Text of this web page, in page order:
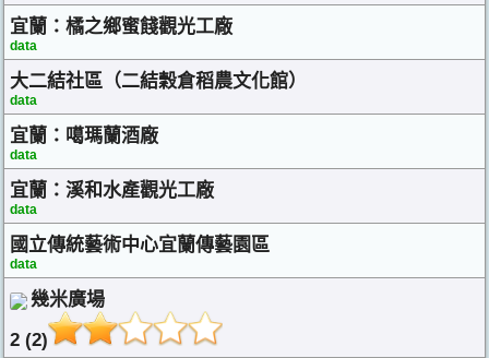
宜蘭：橘之鄉蜜餞觀光工廠
data
大二結社區（二結穀倉稻農文化館）
data
宜蘭：噶瑪蘭酒廠
data
宜蘭：溪和水產觀光工廠
data
國立傳統藝術中心宜蘭傳藝園區
data
幾米廣場
2 (2)